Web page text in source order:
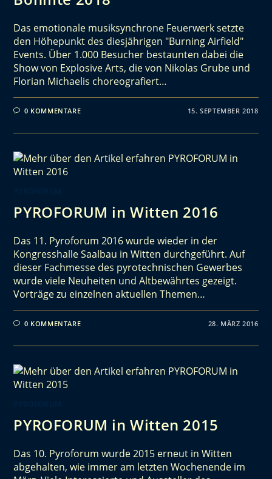
Das emotionale musiksynchrone Feuerwerk setzte
den Höhepunkt des diesjährigen "Burning Airfield"
Events. Über 1.000 Besucher bestaunten dabei die
Show von Explosive Arts, die von Nikolas Grube und
Florian Michaelis choreografiert…
0 KOMMENTARE 15. SEPTEMBER 2018
PYROFORUM in Witten 2016
Das 11. Pyroforum 2016 wurde wieder in der
Kongresshalle Saalbau in Witten durchgeführt. Auf
dieser Fachmesse des pyrotechnischen Gewerbes
wurde viele Neuheiten und Altbewährtes gezeigt.
Vorträge zu einzelnen aktuellen Themen…
0 KOMMENTARE 28. MÄRZ 2016
PYROFORUM in Witten 2015
Das 10. Pyroforum wurde 2015 erneut in Witten
abgehalten, wie immer am letzten Wochenende im